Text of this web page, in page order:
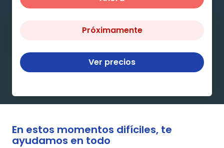
Próximamente
Ver precios
En estos momentos difíciles, te
ayudamos en todo